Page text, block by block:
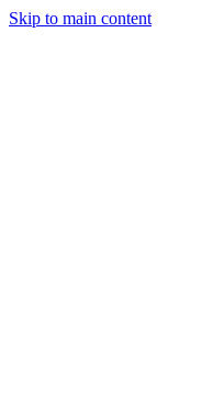
Skip to main content